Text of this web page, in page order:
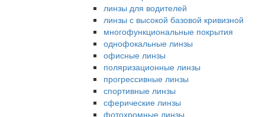
линзы для водителей
линзы с высокой базовой кривизной
многофункциональные покрытия
однофокальные линзы
офисные линзы
поляризационные линзы
прогрессивные линзы
спортивные линзы
сферические линзы
фотохромные линзы